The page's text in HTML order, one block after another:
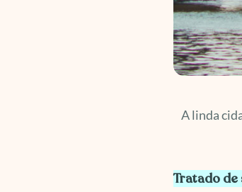
A linda
Tratado de